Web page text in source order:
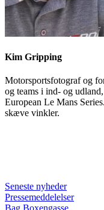
Kim Gripping
Motorsportsfotograf og
og teams i ind- og
European Le Mans
skæve vinkler.
Seneste nyheder
Pressemeddelelser